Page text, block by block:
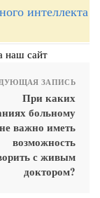
интеллекта
наш сайт
ЗАПИСЬ
При каких
больному
важно иметь
возможность
с живым
доктором?